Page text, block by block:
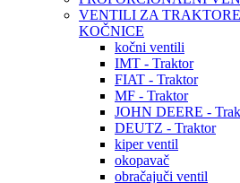
VENTILI ZA
KOČNICE
kočni ventili
IMT - Traktor
FIAT - Traktor
MF - Traktor
JOHN DEERE -
DEUTZ - Traktor
kiper ventil
okopavač
obračajuči ventil